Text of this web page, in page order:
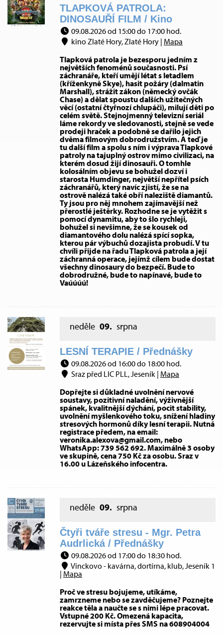
TLAPKOVÁ PATROLA:
DINOSAUŘÍ FILM / Kino
09.08.2026 od 15:00 do 17:00 hod.
kino Zlaté Hory, Zlaté Hory | Mapa
Tlapková patrola je bezesporu jedním z
největších fenoménů současnosti. Psí
záchranáře, kteří umějí létat s letadlem
(kříženkyně Skye), hasit požáry (dalmatin
Marshall), strážit zákon (německý ovčák
Chase) a dělat spoustu dalších užitečných
věcí (ostatní čtyřnozí chlupáči), milují děti po
celém světě. Stejnojmenný televizní seriál
láme rekordy ve sledovanosti, stejně se vede
prodeji hraček a podobně se dařilo jejich
dvěma filmovým dobrodružstvím. A teď je
tu další film a spolu s ním i výprava Tlapkové
patroly na tajuplný ostrov mimo civilizaci, na
kterém dosud žijí dinosauři. O tomhle
kolosálním objevu se bohužel dozví i
starosta Humdinger, největší nepřítel psích
záchranářů, který navíc zjistí, že se na
ostrově nalézá také obří naleziště diamantů.
Ty jsou pro něj mnohem zajímavější než
přerostlé ještěrky. Rozhodne se je vytěžit s
pomocí dynamitu, aby to šlo rychleji,
bohužel si nevšimne, že se kousek od
diamantového dolu nalézá spící sopka,
kterou pár výbuchů dozajista probudí. V tu
chvíli přijde na řadu Tlapková patrola a její
záchranná operace, jejímž cílem bude dostat
všechny dinosaury do bezpečí. Bude to
dobrodružné, bude to napínavé, bude to
Vaúúúú!
neděle 09. srpna
LESNÍ TERAPIE / Přednášky
09.08.2026 od 16:00 do 18:00 hod.
Sraz před LIC PLL, Jeseník | Mapa
Dopřejte si důkladné uvolnění nervové
soustavy, pozitivní naladění, výživnější
spánek, kvalitnější dýchání, pocit stability,
uvolnění myšlenkového toku, snížení hladiny
stresových hormonů díky lesní terapii. Nutná
registrace předem, na email:
veronika.alexova@gmail.com, nebo
WhatsApp: 739 562 692. Maximálně 3 osoby
ve skupině, cena 750 Kč za osobu. Sraz v
16.00 u Lázeňského infocentra.
neděle 09. srpna
Čtyři tváře stresu - Mgr. Petra
Audrlická / Přednášky
09.08.2026 od 17:00 do 18:30 hod.
Vinckovo - kavárna, dortírna, klub, Jeseník 1
| Mapa
Proč ve stresu bojujeme, utíkáme,
zamrzneme nebo se zavděčujeme? Poznejte
reakce těla a naučte se s nimi lépe pracovat.
Vstupné 200 Kč. Omezená kapacita,
rezervujte si místa přes SMS na 608904004